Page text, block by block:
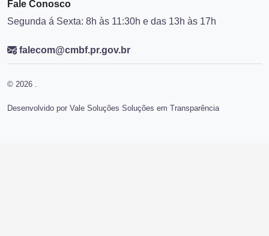
Fale Conosco
Segunda á Sexta: 8h às 11:30h e das 13h às 17h
falecom@cmbf.pr.gov.br
© 2026 .
Desenvolvido por Vale Soluções Soluções em Transparência